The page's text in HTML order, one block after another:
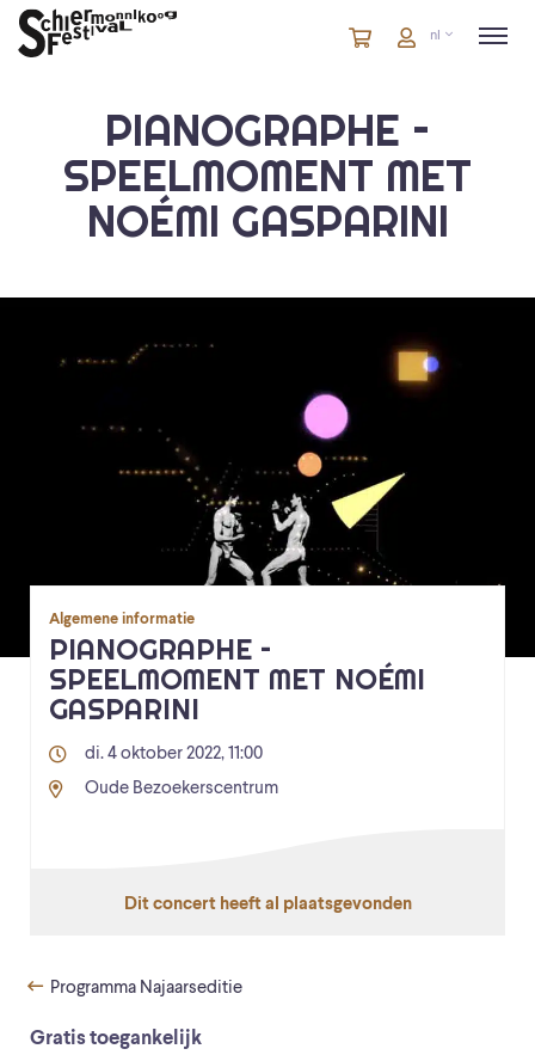
Winkelmandje
artikelen
Account
nl
PIANOGRAPHE –
SPEELMOMENT MET
NOÉMI GASPARINI
Gratis toegankelijk
Algemene informatie
PIANOGRAPHE –
SPEELMOMENT MET NOÉMI
GASPARINI
di. 4 oktober 2022, 11:00
Oude Bezoekerscentrum
Dit concert heeft al plaatsgevonden
Programma Najaarseditie